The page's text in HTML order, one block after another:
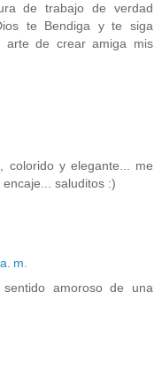
de trabajo de verdad
te Bendiga y te siga
arte de crear amiga mis
colorido y elegante... me
saluditos :)
m.
amoroso de una